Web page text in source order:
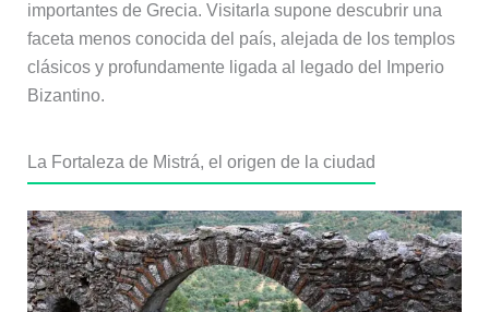
importantes de Grecia. Visitarla supone descubrir una
faceta menos conocida del país, alejada de los templos
clásicos y profundamente ligada al legado del Imperio
Bizantino.
La Fortaleza de Mistrá, el origen de la ciudad